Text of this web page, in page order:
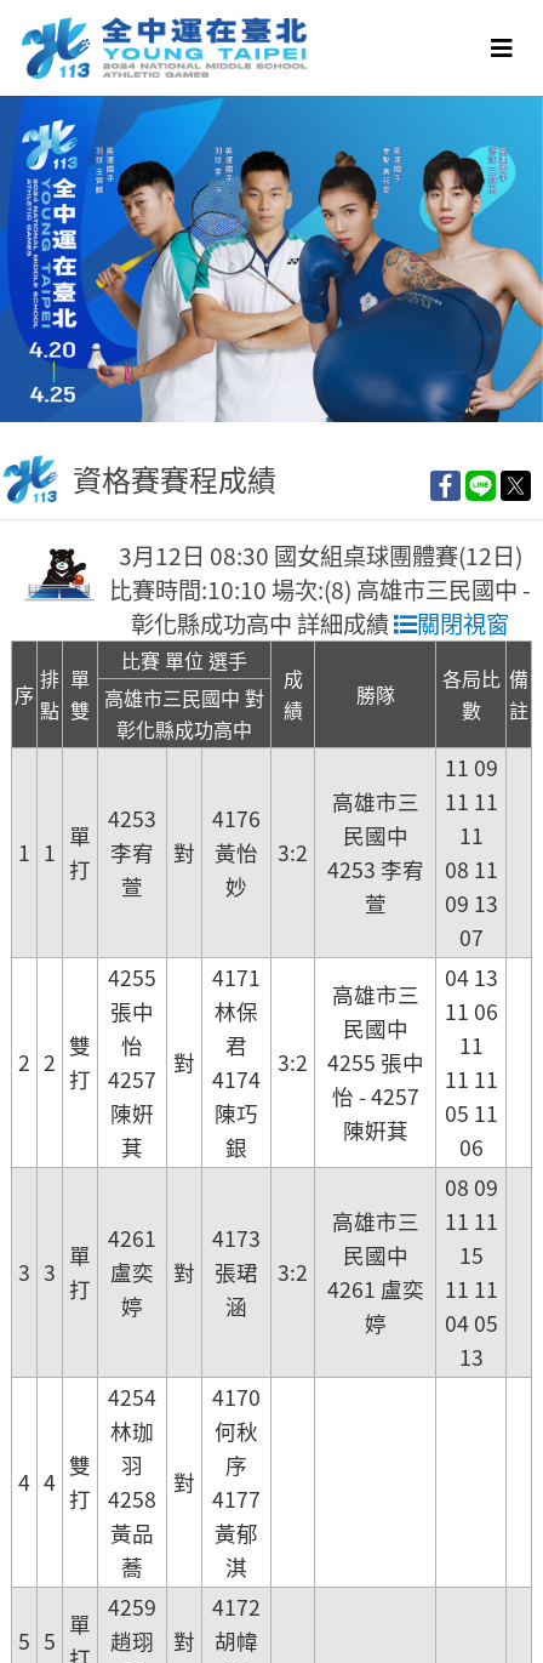
資格賽賽程成績
3月12日 08:30 國女組桌球團體賽(12日)
比賽時間:10:10 場次:(8) 高雄市三民國中 -
彰化縣成功高中 詳細成績
關閉視窗
序
排
點
單
雙
比賽 單位 選手
成
績
勝隊
各局比
數
備
註
高雄市三民國中 對
彰化縣成功高中
1 1
單
打
4253
李宥
萱
對
4176
黃怡
妙
3:2
高雄市三
民國中
4253 李宥
萱
11 09
11 11
11
08 11
09 13
07
2 2
雙
打
4255
張中
怡
4257
陳姸
萁
對
4171
林保
君
4174
陳巧
銀
3:2
高雄市三
民國中
4255 張中
怡 - 4257
陳姸萁
04 13
11 06
11
11 11
05 11
06
3 3
單
打
4261
盧奕
婷
對
4173
張珺
涵
3:2
高雄市三
民國中
4261 盧奕
婷
08 09
11 11
15
11 11
04 05
13
4 4
雙
打
4254
林珈
羽
4258
黃品
蕎
對
4170
何秋
序
4177
黃郁
淇
5 5
單
打
4259
趙珝
對
4172
胡幃